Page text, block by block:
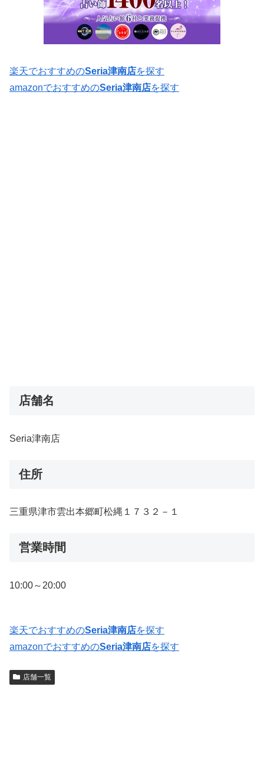
楽天でおすすめのSeria津南店を探す
amazonでおすすめのSeria津南店を探す
店舗名
Seria津南店
住所
三重県津市雲出本郷町松縄１７３２－１
営業時間
10:00～20:00
楽天でおすすめのSeria津南店を探す
amazonでおすすめのSeria津南店を探す
店舗一覧